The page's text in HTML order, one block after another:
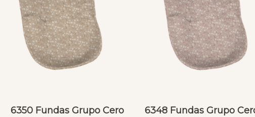
6350 Fundas Grupo Cero
6348 Fundas Grupo